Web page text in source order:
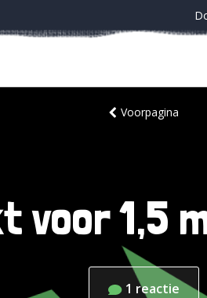
Voorpagina
voor 1,5
1 reactie